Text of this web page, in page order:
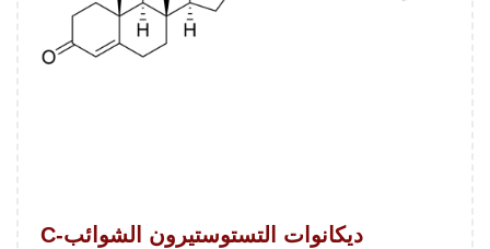
ديكانوات التستوستيرون الشوائب-C